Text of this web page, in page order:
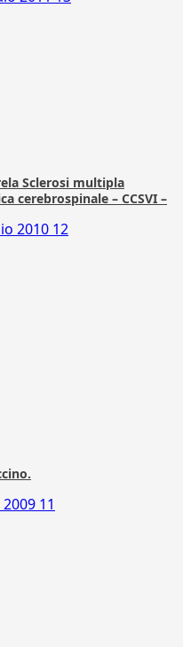
Sclerosi multipla
cerebrospinale – CCSVI –
2010 12
11